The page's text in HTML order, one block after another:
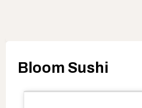
Bloom Sushi